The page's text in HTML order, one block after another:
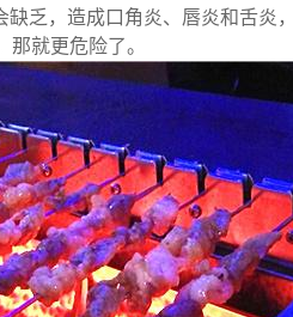
乏，造成口角炎、唇炎和舌炎
就更危险了。